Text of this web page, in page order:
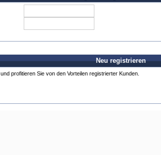
Neu registrieren
profitieren Sie von den Vorteilen registrierter Kunden.